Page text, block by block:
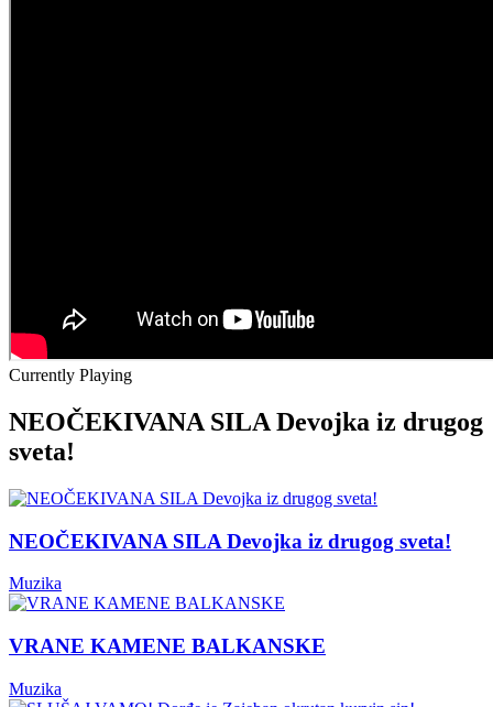
Currently Playing
NEOČEKIVANA SILA Devojka iz drugog
sveta!
NEOČEKIVANA SILA Devojka iz drugog sveta!
Muzika
VRANE KAMENE BALKANSKE
Muzika